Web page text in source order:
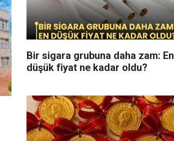
Bir sigara grubuna daha zam: En
düşük fiyat ne kadar oldu?